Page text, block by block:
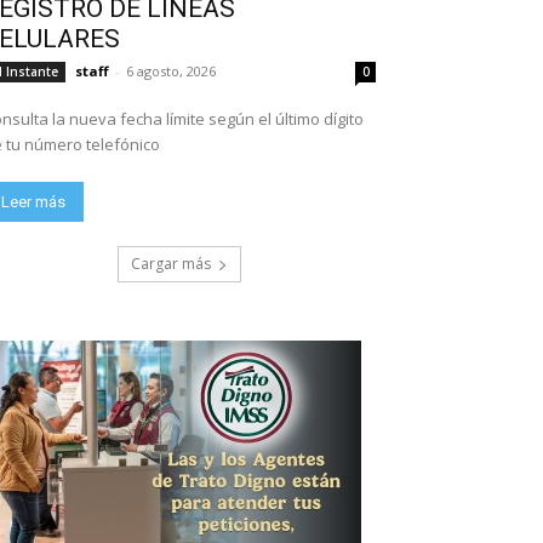
DE LÍNEAS
Instante staff - 6 agosto, 2026 0
la nueva fecha límite según el último dígito
tu número telefónico
Leer más
Cargar más